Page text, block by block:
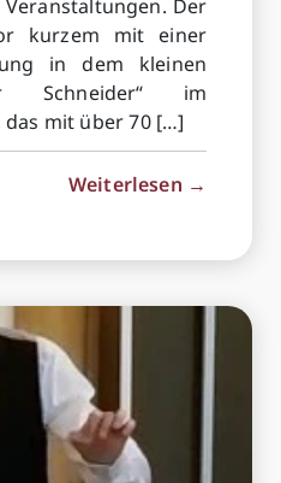
Der
kurzem mit einer
in dem kleinen
Schneider“ im
mit über 70 […]
Weiterlesen →